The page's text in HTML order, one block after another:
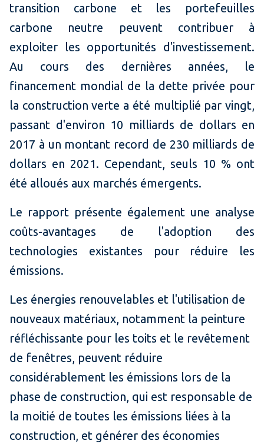
transition carbone et les portefeuilles
carbone neutre peuvent contribuer à
exploiter les opportunités d'investissement.
Au cours des dernières années, le
financement mondial de la dette privée pour
la construction verte a été multiplié par vingt,
passant d'environ 10 milliards de dollars en
2017 à un montant record de 230 milliards de
dollars en 2021. Cependant, seuls 10 % ont
été alloués aux marchés émergents.
Le rapport présente également une analyse
coûts-avantages de l'adoption des
technologies existantes pour réduire les
émissions.
Les énergies renouvelables et l'utilisation de
nouveaux matériaux, notamment la peinture
réfléchissante pour les toits et le revêtement
de fenêtres, peuvent réduire
considérablement les émissions lors de la
phase de construction, qui est responsable de
la moitié de toutes les émissions liées à la
construction, et générer des économies